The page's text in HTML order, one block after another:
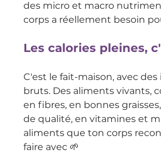
des micro et macro
corps a réellement besoin
Les calories pleines,
C'est le fait-maison, avec
bruts. Des aliments vivants,
en fibres, en bonnes
de qualité, en vitamines et
aliments que ton corps
faire avec 🌱